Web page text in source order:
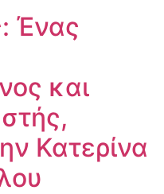
Ένας
και
Κατερίνα